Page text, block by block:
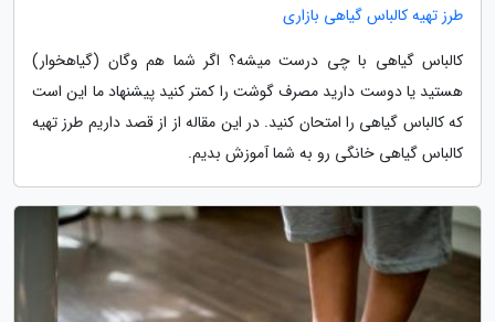
طرز تهیه کالباس گیاهی بازاری
کالباس گیاهی با چی درست میشه؟ اگر شما هم وگان (گیاهخوار)
هستید یا دوست دارید مصرف گوشت را کمتر کنید پیشنهاد ما این است
که کالباس گیاهی را امتحان کنید. در این مقاله از از قصد داریم طرز تهیه
کالباس گیاهی خانگی رو به شما آموزش بدیم.